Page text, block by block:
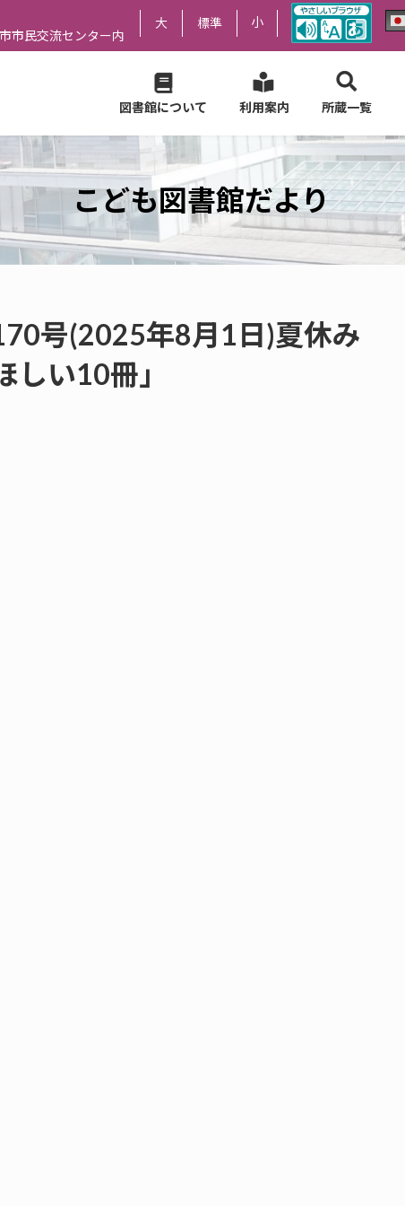
市民交流センター内
大 標準 小
図書館について 利用案内 所蔵一覧
こども図書館だより
号(2025年8月1日)夏休み
い10冊」